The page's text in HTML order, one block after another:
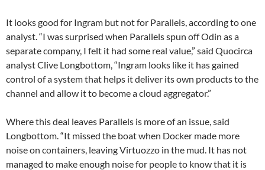
It looks good for Ingram but not for Parallels, according to one
analyst. “I was surprised when Parallels spun off Odin as a
separate company, I felt it had some real value,” said Quocirca
analyst Clive Longbottom, “Ingram looks like it has gained
control of a system that helps it deliver its own products to the
channel and allow it to become a cloud aggregator.”
Where this deal leaves Parallels is more of an issue, said
Longbottom. “It missed the boat when Docker made more
noise on containers, leaving Virtuozzo in the mud. It has not
managed to make enough noise for people to know that it is